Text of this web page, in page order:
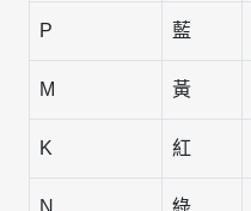
P 藍
M 黃
K 紅
N 綠